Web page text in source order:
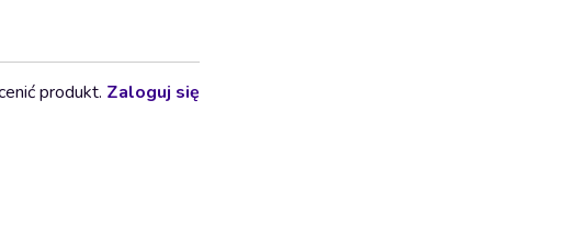
produkt. Zaloguj się